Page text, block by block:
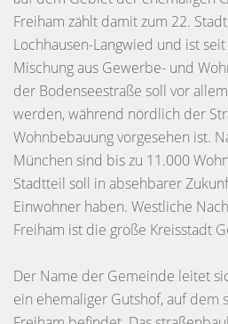
Freiham zählt damit zum 22.
Lochhausen-Langwied und ist
Mischung aus Gewerbe- und
der Bodenseestraße soll vor
werden, während nördlich der
Wohnbebauung vorgesehen ist.
München sind bis zu 11.000
Stadtteil soll in absehbarer
Einwohner haben. Westliche
Freiham ist die große Kreisstadt
Der Name der Gemeinde leitet
ein ehemaliger Gutshof, auf dem